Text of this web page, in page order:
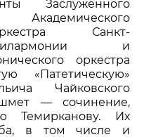
Заслуженного
Санкт-
и
оркестра
«Патетическую»
Чайковского
— сочинение,
Темирканову. Их
в том числе и